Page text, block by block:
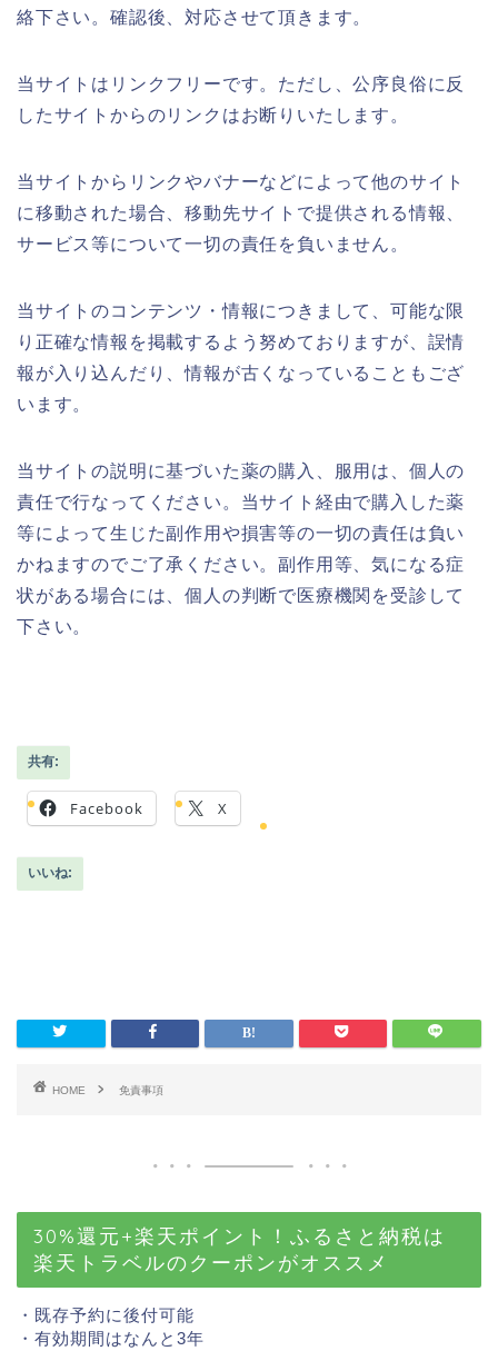
絡下さい。確認後、対応させて頂きます。
当サイトはリンクフリーです。ただし、公序良俗に反
したサイトからのリンクはお断りいたします。
当サイトからリンクやバナーなどによって他のサイト
に移動された場合、移動先サイトで提供される情報、
サービス等について一切の責任を負いません。
当サイトのコンテンツ・情報につきまして、可能な限
り正確な情報を掲載するよう努めておりますが、誤情
報が入り込んだり、情報が古くなっていることもござ
います。
当サイトの説明に基づいた薬の購入、服用は、個人の
責任で行なってください。当サイト経由で購入した薬
等によって生じた副作用や損害等の一切の責任は負い
かねますのでご了承ください。副作用等、気になる症
状がある場合には、個人の判断で医療機関を受診して
下さい。
共有:
Facebook X
いいね:
HOME 免責事項
30%還元+楽天ポイント！ふるさと納税は
楽天トラベルのクーポンがオススメ
・既存予約に後付可能
・有効期間はなんと3年